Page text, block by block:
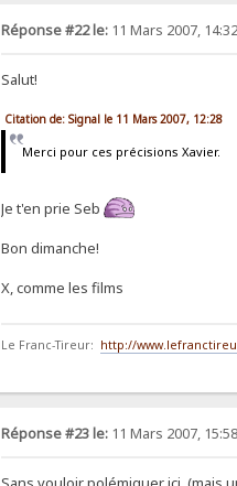
Réponse #22 le:11 Mars 2007, 14:32
Salut!
Citation de: Signal le 11 Mars 2007, 12:28
Merci pour ces précisions Xavier.
Je t'en prie Seb
Bon dimanche!
X, comme les films
Le Franc-Tireur: http://
Réponse #23 le:11 Mars 2007, 15:58